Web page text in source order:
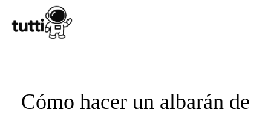
Cómo hacer un albarán de